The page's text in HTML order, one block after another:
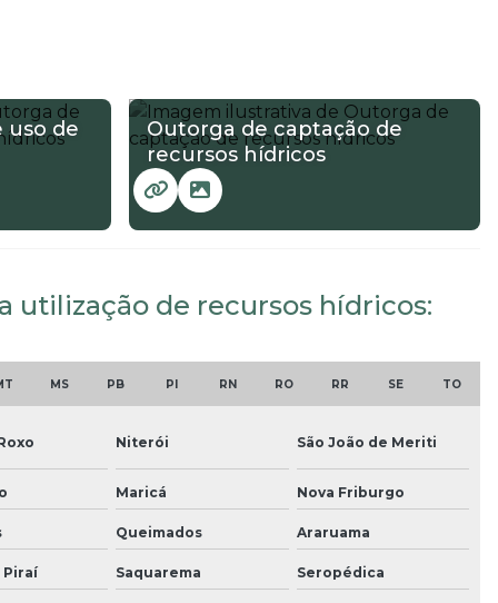
uso de
Outorga de captação de
recursos hídricos
utilização de recursos hídricos:
MS PB PI RN RO RR SE TO
Niterói São João de Meriti
Maricá Nova Friburgo
Queimados Araruama
Piraí Saquarema Seropédica